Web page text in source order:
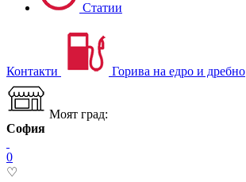
Статии
Контакти Горива на едро и дребно
Моят град:
София
0
♡